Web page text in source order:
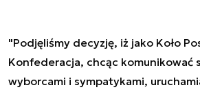
"Podjęliśmy decyzję, iż jako Koło
Konfederacja, chcąc komunikować
wyborcami i sympatykami,